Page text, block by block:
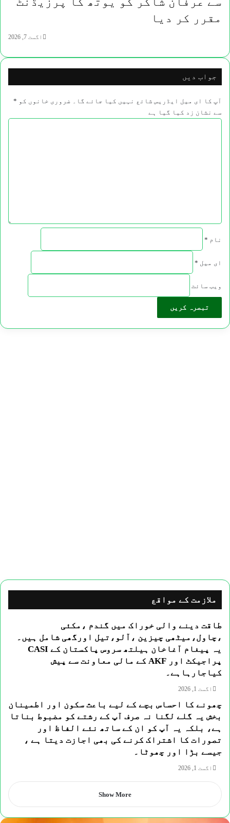
مقرر کر دیا
اگست 7, 2026
جواب دیں
آپ کا ای میل ایڈریس شائع نہیں کیا جائے گا۔ ضروری خانوں کو *
سے نشان زد کیا گیا ہے
نام *
ای میل *
ویب‌ سائٹ
ملازمت کے مواقع
طاقت دینے والی خوراک میں گندم ،مکئی
،چاول،میٹھی چیزین ،آلو،تیل اورگھی شامل ہیں۔
یہ پیغام آغاخان ہیلتھ سروس پاکستان کے CASI
پراجیکٹ اور AKF کے مالی معاونت سے پیش
کیاجارہاہے۔
اگست 1, 2026
چھونے کا احساس بچے کے لیے باعث سکون اور اطمینان
بخش یہ گلے لگنا نہ صرف آپ کے رشتے کو مضبوط بناتا
ہے، بلکہ یہ آپ کو ان کے ساتھ نئے الفاظ اور
تصورات کا اشتراک کرنے کی بھی اجازت دیتا ہے ،
جیسے بڑا اور چھوٹا۔
اگست 1, 2026
Show More